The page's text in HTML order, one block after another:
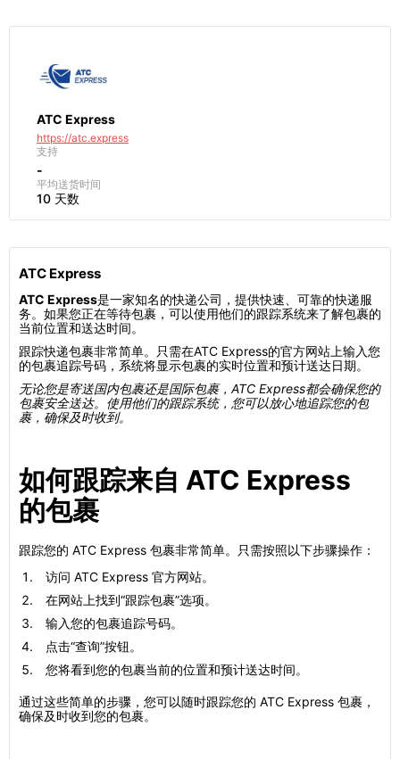
ATC Express
https://atc.express
支持
-
平均送货时间
10 天数
ATC Express
ATC Express是一家知名的快递公司，提供快速、可靠的快递服
务。如果您正在等待包裹，可以使用他们的跟踪系统来了解包裹的
当前位置和送达时间。
跟踪快递包裹非常简单。只需在ATC Express的官方网站上输入您
的包裹追踪号码，系统将显示包裹的实时位置和预计送达日期。
无论您是寄送国内包裹还是国际包裹，ATC Express都会确保您的
包裹安全送达。使用他们的跟踪系统，您可以放心地追踪您的包
裹，确保及时收到。
如何跟踪来自 ATC Express
的包裹
跟踪您的 ATC Express 包裹非常简单。只需按照以下步骤操作：
访问 ATC Express 官方网站。
在网站上找到“跟踪包裹”选项。
输入您的包裹追踪号码。
点击“查询”按钮。
您将看到您的包裹当前的位置和预计送达时间。
通过这些简单的步骤，您可以随时跟踪您的 ATC Express 包裹，
确保及时收到您的包裹。